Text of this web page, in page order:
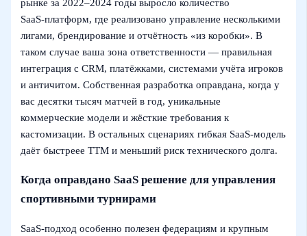
рынке за 2022–2024 годы выросло количество
SaaS‑платформ, где реализовано управление несколькими
лигами, брендирование и отчётность «из коробки». В
таком случае ваша зона ответственности — правильная
интеграция с CRM, платёжками, системами учёта игроков
и античитом. Собственная разработка оправдана, когда у
вас десятки тысяч матчей в год, уникальные
коммерческие модели и жёсткие требования к
кастомизации. В остальных сценариях гибкая SaaS‑модель
даёт быстреее TTM и меньший риск технического долга.
Когда оправдано SaaS решение для управления
спортивными турнирами
SaaS‑подход особенно полезен федерациям и крупным